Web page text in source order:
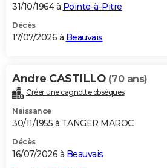
31/10/1964 à Pointe-à-Pitre
Décès
17/07/2026 à Beauvais
Andre CASTILLO (70 ans)
Créer une cagnotte obsèques
Naissance
30/11/1955 à TANGER MAROC
Décès
16/07/2026 à Beauvais